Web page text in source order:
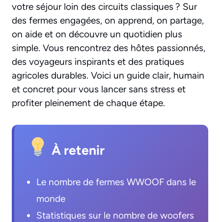
votre séjour loin des circuits classiques ? Sur
des fermes engagées, on apprend, on partage,
on aide et on découvre un quotidien plus
simple. Vous rencontrez des hôtes passionnés,
des voyageurs inspirants et des pratiques
agricoles durables. Voici un guide clair, humain
et concret pour vous lancer sans stress et
profiter pleinement de chaque étape.
À retenir
Le nombre de fermes WWOOF dans le
monde
Statistiques sur le nombre de woofers